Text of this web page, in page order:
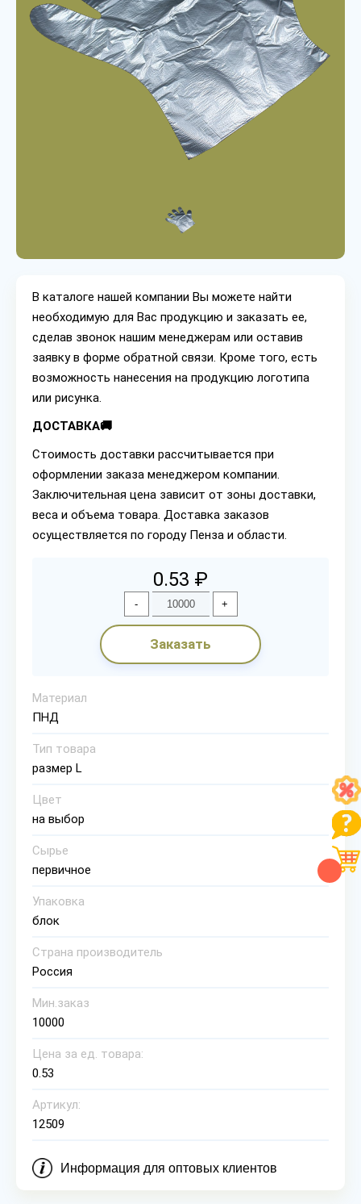
В каталоге нашей компании Вы можете найти
необходимую для Вас продукцию и заказать ее,
сделав звонок нашим менеджерам или оставив
заявку в форме обратной связи. Кроме того, есть
возможность нанесения на продукцию логотипа
или рисунка.
ДОСТАВКА🚚
Стоимость доставки рассчитывается при
оформлении заказа менеджером компании.
Заключительная цена зависит от зоны доставки,
веса и объема товара. Доставка заказов
осуществляется по городу Пенза и области.
0.53 ₽
- +
Заказать
Материал
ПНД
Тип товара
размер L
Цвет
на выбор
Сырье
первичное
Упаковка
блок
Страна производитель
Россия
Мин.заказ
10000
Цена за ед. товара:
0.53
Артикул:
12509
Информация для оптовых клиентов